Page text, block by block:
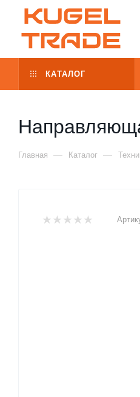
КАТАЛОГ
Главная — Каталог —